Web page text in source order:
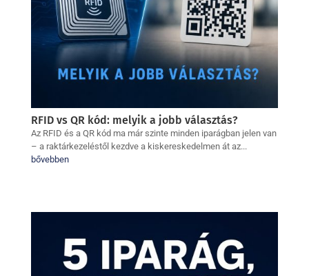
RFID vs QR kód: melyik a jobb választás?
Az RFID és a QR kód ma már szinte minden iparágban jelen van
– a raktárkezeléstől kezdve a kiskereskedelmen át az...
bővebben